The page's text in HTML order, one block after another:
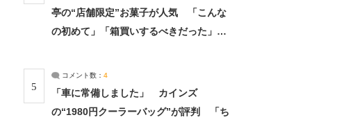
亭の“店舗限定”お菓子が人気 「こんな
の初めて」「箱買いするべきだった」
5
コメント数： 4
「車に常備しました」 カインズ
の“1980円クーラーバッグ”が評判 「ち